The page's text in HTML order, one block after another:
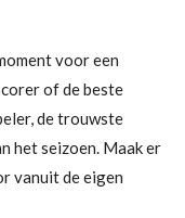
voor een
of de beste
de trouwste
het seizoen. Maak er
vanuit de eigen